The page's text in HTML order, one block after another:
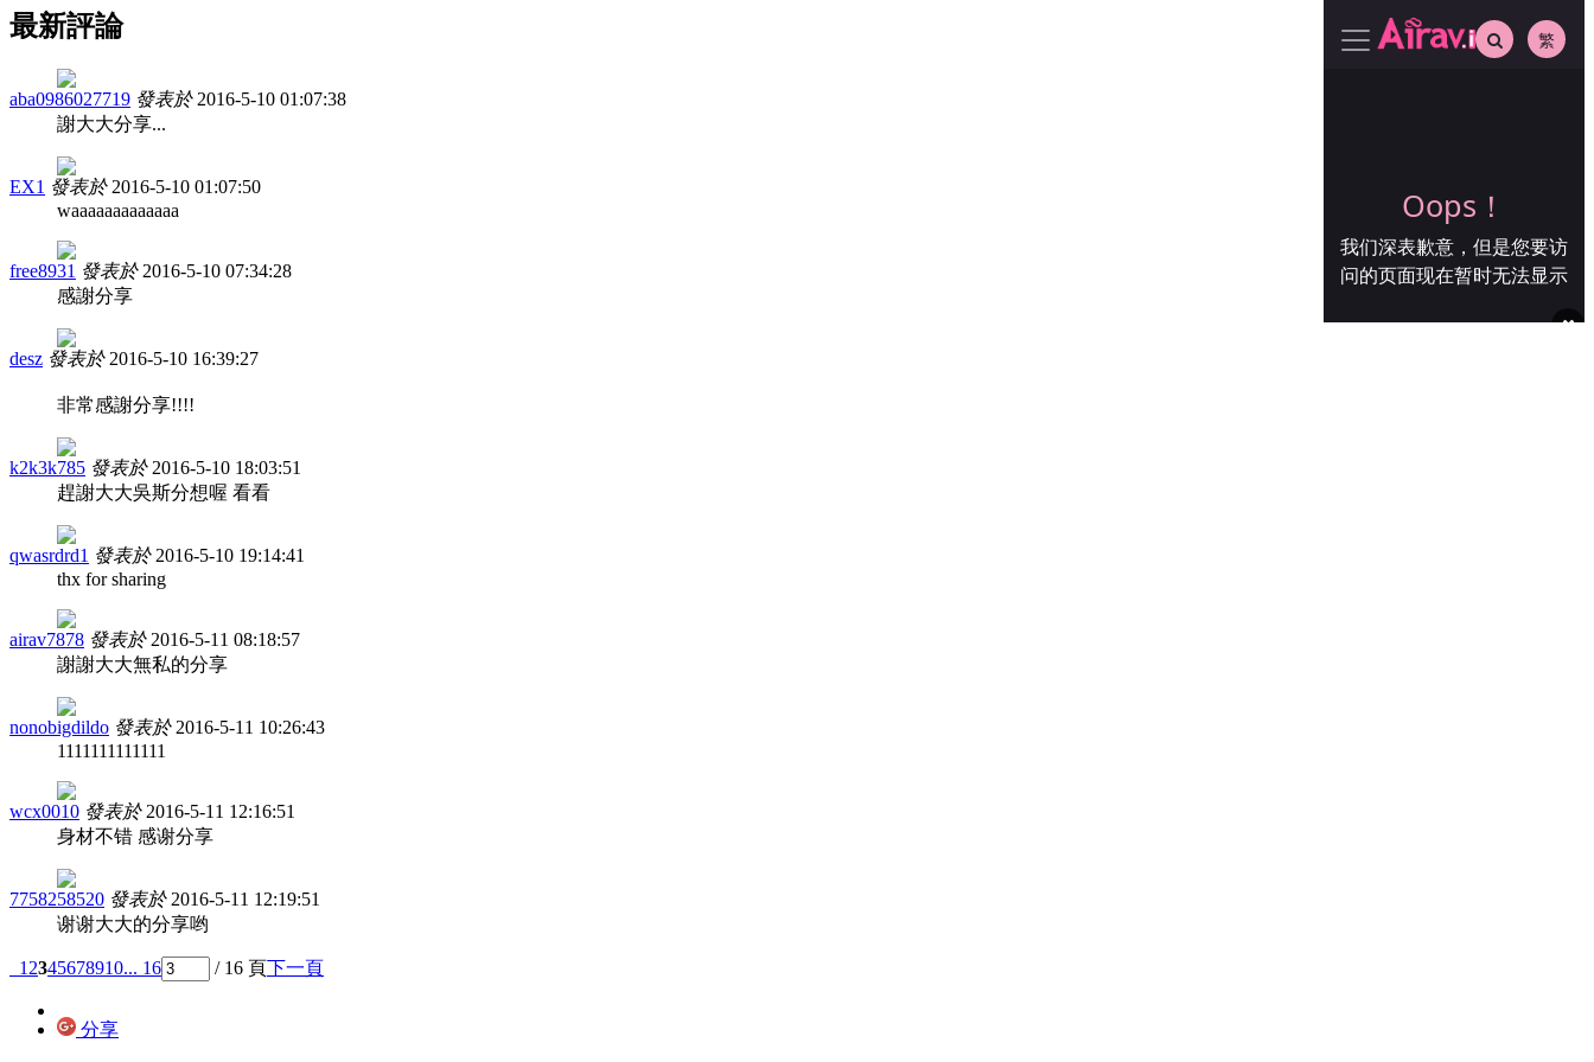
最新評論
aba0986027719 發表於 2016-5-10 01:07:38
謝大大分享...
EX1 發表於 2016-5-10 01:07:50
waaaaaaaaaaaaa
free8931 發表於 2016-5-10 07:34:28
感謝分享
desz 發表於 2016-5-10 16:39:27
非常感謝分享!!!!
k2k3k785 發表於 2016-5-10 18:03:51
趕謝大大吳斯分想喔 看看
qwasrdrd1 發表於 2016-5-10 19:14:41
thx for sharing
airav7878 發表於 2016-5-11 08:18:57
謝謝大大無私的分享
nonobigdildo 發表於 2016-5-11 10:26:43
1111111111111
wcx0010 發表於 2016-5-11 12:16:51
身材不错 感谢分享
7758258520 發表於 2016-5-11 12:19:51
谢谢大大的分享哟
1 2345678910... 16 / 16 頁下一頁
分享